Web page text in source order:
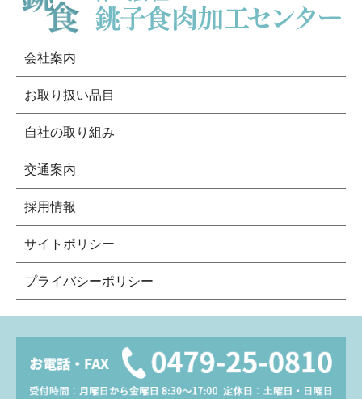
会社案内
お取り扱い品目
自社の取り組み
交通案内
採用情報
サイトポリシー
プライバシーポリシー